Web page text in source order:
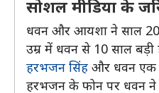
सोशल मीडिया के
धवन और आयशा ने साल
उम्र में धवन से 10 साल बड़ी
हरभजन सिंह और धवन एक
हरभजन के फोन पर धवन ने